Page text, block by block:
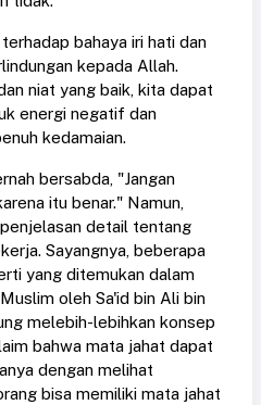
bahaya iri hati dan
kepada Allah.
niat yang baik, kita dapat
energi negatif dan
kedamaian.
bersabda, "Jangan
itu benar." Namun,
detail tentang
Sayangnya, beberapa
yang ditemukan dalam
oleh Sa'id bin Ali bin
melebih-lebihkan konsep
bahwa mata jahat dapat
dengan melihat
bisa memiliki mata jahat